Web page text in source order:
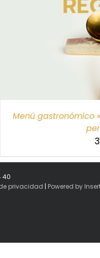
Menú gastronómico
40
privacidad | Powered by